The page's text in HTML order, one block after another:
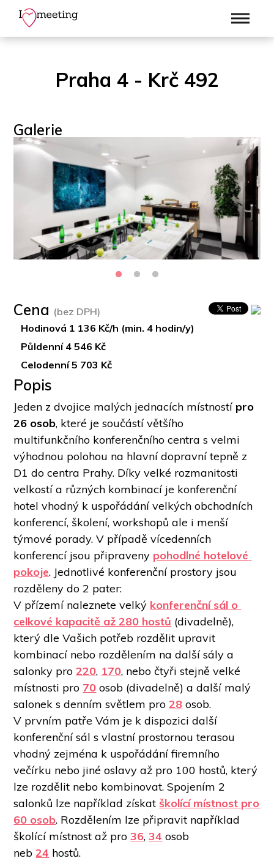
Praha 4 - Krč 492
Galerie
Cena (bez DPH)
Hodinová 1 136 Kč/h (min. 4 hodin/y)
Půldenní 4 546 Kč
Celodenní 5 703 Kč
Popis
Jeden z dvojice malých jednacích místností pro
26 osob, které je součástí většího
multifunkčního konferenčního centra s velmi
výhodnou polohou na hlavní dopravní tepně z
D1 do centra Prahy. Díky velké rozmanitosti
velkostí a různých kombinací je konferenční
hotel vhodný k uspořádání velkých obchodních
konferencí, školení, workshopů ale i menší
týmové porady. V případě vícedenních
konferencí jsou připraveny pohodlné hotelové
pokoje. Jednotlivé konferenční prostory jsou
rozděleny do 2 pater:
V přízemí naleznete velký konferenční sál o
celkové kapacitě až 280 hostů (divadelně),
který dle Vašich potřeb rozdělit upravit
kombinací nebo rozdělením na další sály a
salonky pro 220, 170, nebo čtyři stejně velké
místnosti pro 70 osob (divadelně) a další malý
salonek s denním světlem pro 28 osob.
V prvním patře Vám je k dispozici další
konferenční sál s vlastní prostornou terasou
vhodný zejména k uspořádání firemního
večírku nebo jiné oslavy až pro 100 hostů, který
lze rozdělit nebo kombinovat. Spojením 2
salonků lze například získat školící místnost pro
60 osob. Rozdělením lze připravit například
školící místnost až pro 36, 34 osob
neb 24 hostů.